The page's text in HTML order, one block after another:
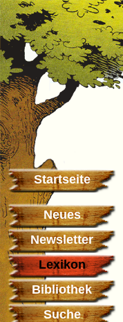
Startseite
Neues
Newsletter
Lexikon
Bibliothek
Suche